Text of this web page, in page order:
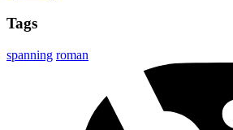
Tags
spanning roman